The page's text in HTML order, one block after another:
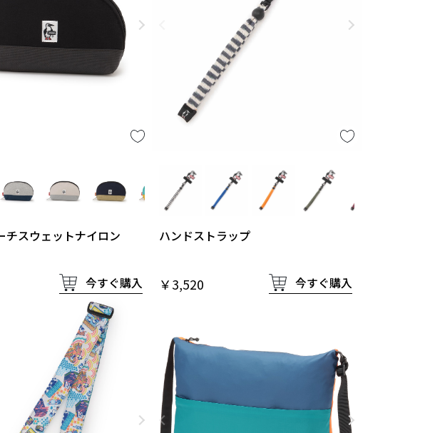
チスウェットナイロン
今すぐ購入
ハンドストラップ
￥3,520 今すぐ購入